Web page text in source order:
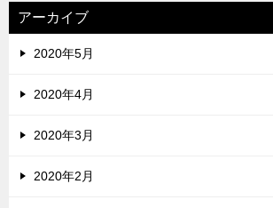
アーカイブ
2020年5月
2020年4月
2020年3月
2020年2月